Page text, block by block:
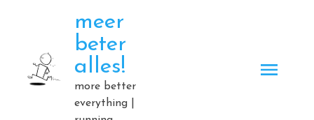
meer
beter
alles!
more better
everything |